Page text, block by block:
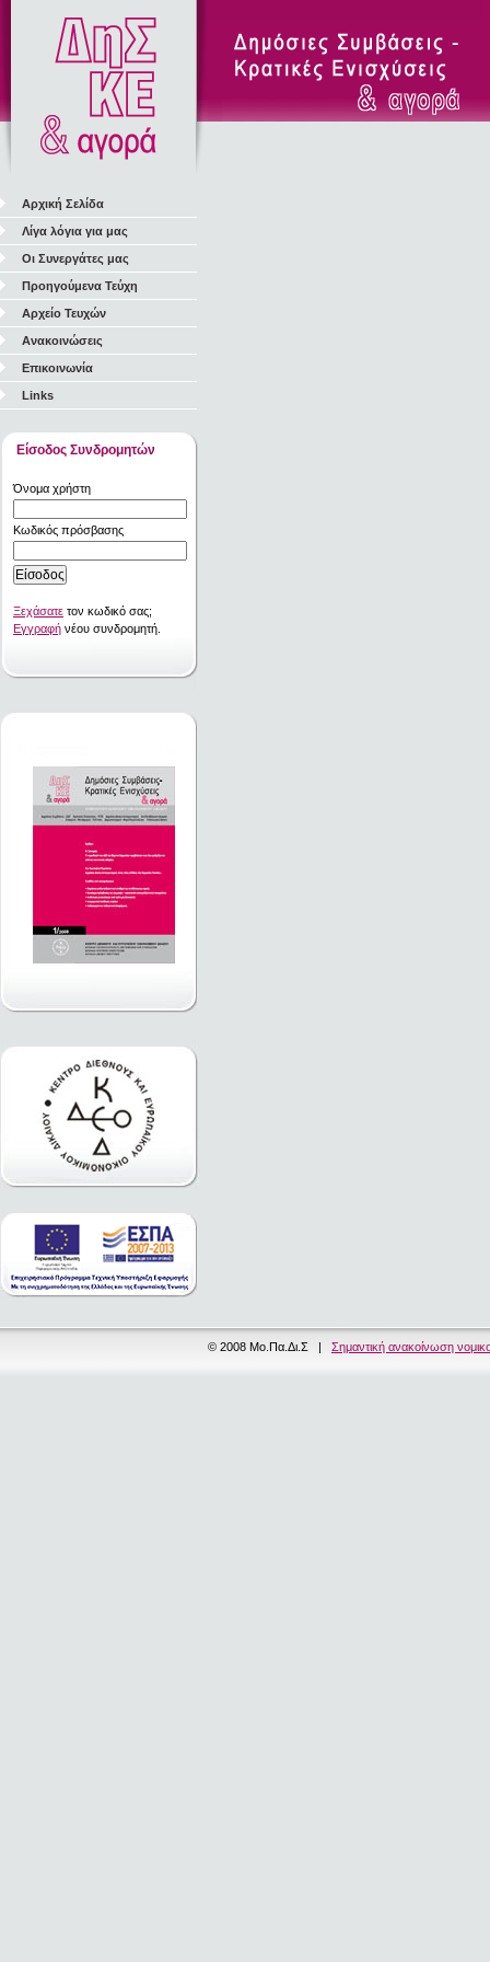
Αρχική Σελίδα
Λίγα λόγια για μας
Οι Συνεργάτες μας
Προηγούμενα Τεύχη
Αρχείο Τευχών
Ανακοινώσεις
Επικοινωνία
Links
Είσοδος Συνδρομητών
Όνομα χρήστη
Κωδικός πρόσβασης
Ξεχάσατε τον κωδικό σας;
Εγγραφή νέου συνδρομητή.
© 2008 Μο.Πα.Δι.Σ | Σημαντική ανακοίνωση